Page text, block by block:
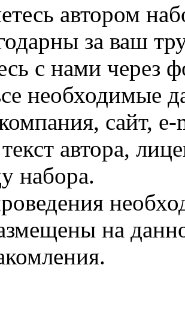
автором
за ваш
с нами через
необходимые
сайт, e-
автора,
набора.
на